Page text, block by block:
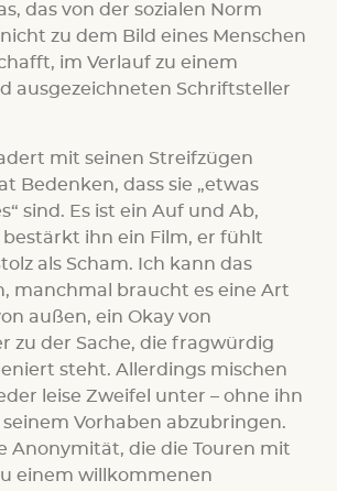
das von der sozialen Norm
zu dem Bild eines Menschen
im Verlauf zu einem
ausgezeichneten Schriftsteller
mit seinen Streifzügen
Bedenken, dass sie „etwas
sind. Es ist ein Auf und Ab,
bestärkt ihn ein Film, er fühlt
als Scham. Ich kann das
manchmal braucht es eine Art
außen, ein Okay von
zu der Sache, die fragwürdig
steht. Allerdings mischen
leise Zweifel unter – ohne ihn
Vorhaben abzubringen.
Anonymität, die die Touren mit
einem willkommenen